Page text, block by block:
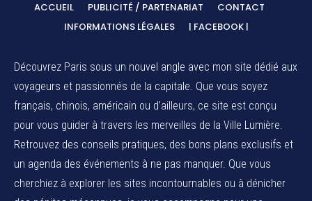
ACCUEIL PUBLICITÉ / PARTENARIAT
CONTACT
INFORMATIONS LÉGALES
| FACEBOOK |
Découvrez Paris sous un nouvel angle avec mon site dédié aux
voyageurs et passionnés de la capitale. Que vous soyez
français, chinois, américain ou d’ailleurs, ce site est conçu
pour vous guider à travers les merveilles de la Ville Lumière.
Retrouvez des conseils pratiques, des bons plans exclusifs et
un agenda des événements à ne pas manquer. Que vous
cherchiez à explorer les sites incontournables ou à dénicher